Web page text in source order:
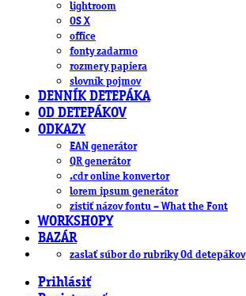
lightroom
OS X
office
fonty zadarmo
rozmery papiera
slovník pojmov
DENNÍK DETEPÁKA
OD DETEPÁKOV
ODKAZY
EAN generátor
QR generátor
.cdr online konvertor
lorem ipsum generátor
zistiť názov fontu – What the Font
WORKSHOPY
BAZÁR
zaslať súbor do rubriky Od detepákov
Prihlásiť